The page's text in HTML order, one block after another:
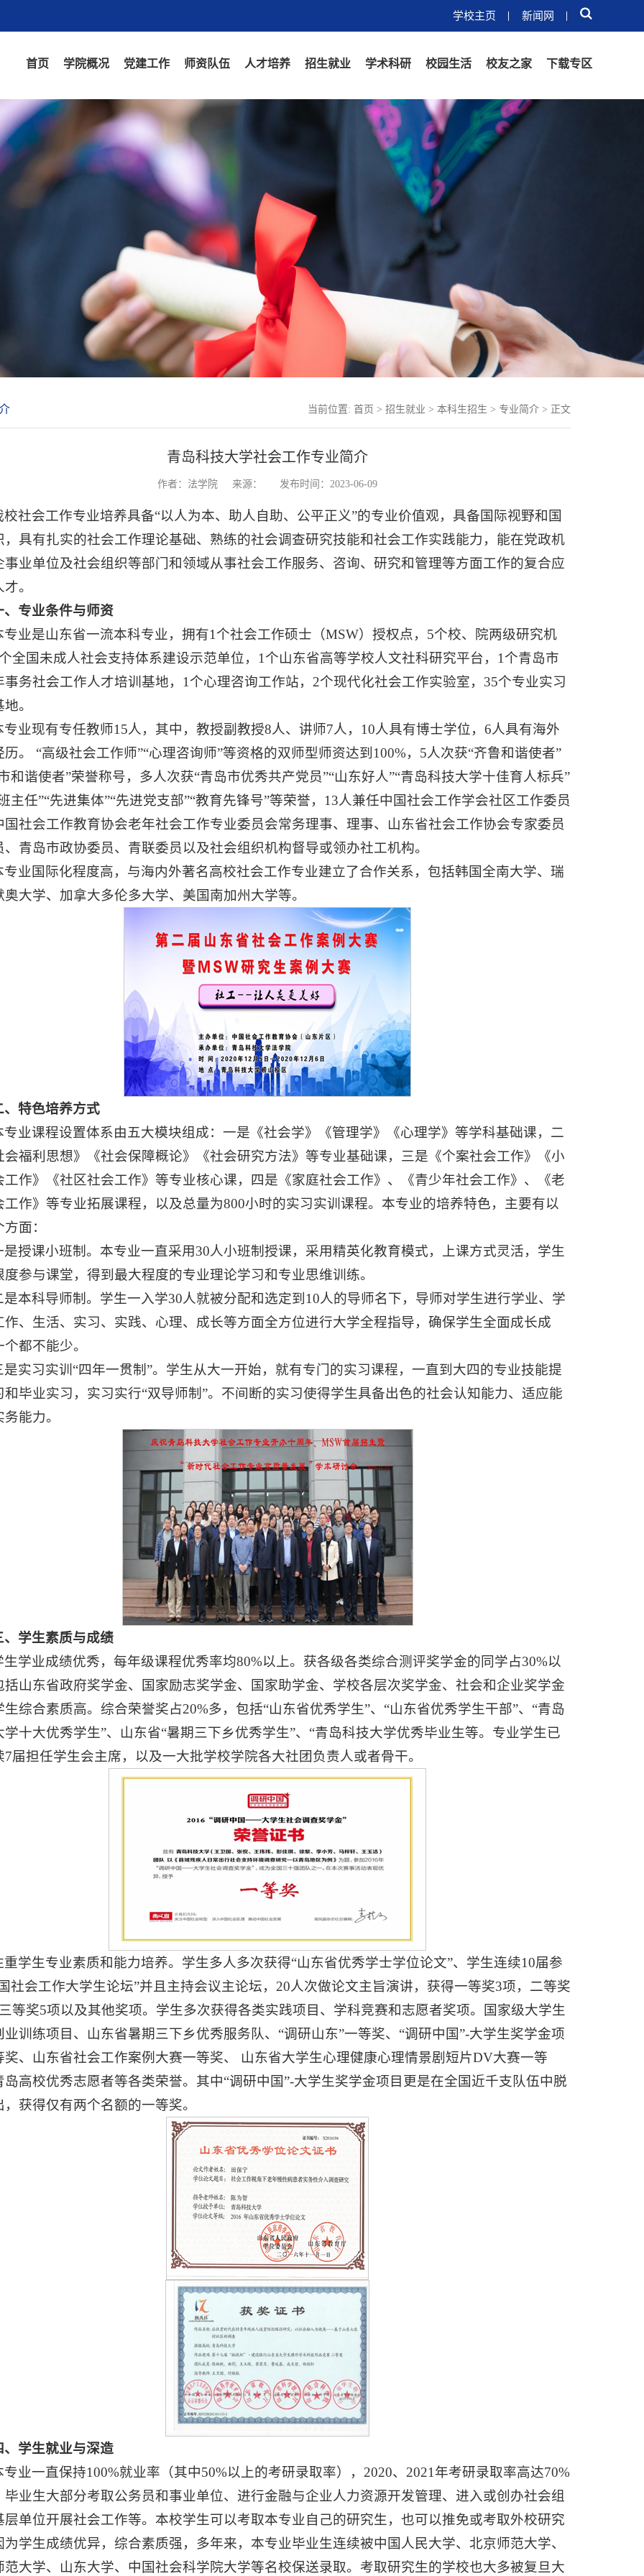
学校主页 新闻网
首页 学院概况 党建工作 师资队伍 人才培养 招生就业 学术科研 校园生活 校友之家 下载专区
当前位置: 首页 > 招生就业 > 本科生招生 > 专业简介 > 正文
青岛科技大学社会工作专业简介
作者：法学院 来源： 发布时间：2023-06-09
校社会工作专业培养具备“以人为本、助人自助、公平正义”的专业价值观，具备国际视野和国
，具有扎实的社会工作理论基础、熟练的社会调查研究技能和社会工作实践能力，能在党政机
事业单位及社会组织等部门和领域从事社会工作服务、咨询、研究和管理等方面工作的复合应
。
、专业条件与师资
专业是山东省一流本科专业，拥有1个社会工作硕士（MSW）授权点，5个校、院两级研究机
全国未成人社会支持体系建设示范单位，1个山东省高等学校人文社科研究平台，1个青岛市
事务社会工作人才培训基地，1个心理咨询工作站，2个现代化社会工作实验室，35个专业实习
。
专业现有专任教师15人，其中，教授副教授8人、讲师7人，10人具有博士学位，6人具有海外
历。 “高级社会工作师”“心理咨询师”等资格的双师型师资达到100%，5人次获“齐鲁和谐使者”
和谐使者”荣誉称号，多人次获“青岛市优秀共产党员”“山东好人”“青岛科技大学十佳育人标兵”
主任”“先进集体”“先进党支部”“教育先锋号”等荣誉，13人兼任中国社会工作学会社区工作委员
国社会工作教育协会老年社会工作专业委员会常务理事、理事、山东省社会工作协会专家委员
、青岛市政协委员、青联委员以及社会组织机构督导或领办社工机构。
专业国际化程度高，与海内外著名高校社会工作专业建立了合作关系，包括韩国全南大学、瑞
奥大学、加拿大多伦多大学、美国南加州大学等。
、特色培养方式
专业课程设置体系由五大模块组成：一是《社会学》《管理学》《心理学》等学科基础课，二
会福利思想》《社会保障概论》《社会研究方法》等专业基础课，三是《个案社会工作》《小
工作》《社区社会工作》等专业核心课，四是《家庭社会工作》、《青少年社会工作》、《老
工作》等专业拓展课程，以及总量为800小时的实习实训课程。本专业的培养特色，主要有以
面：
是授课小班制。本专业一直采用30人小班制授课，采用精英化教育模式，上课方式灵活，学生
度参与课堂，得到最大程度的专业理论学习和专业思维训练。
是本科导师制。学生一入学30人就被分配和选定到10人的导师名下，导师对学生进行学业、学
作、生活、实习、实践、心理、成长等方面全方位进行大学全程指导，确保学生全面成长成
个都不能少。
是实习实训“四年一贯制”。学生从大一开始，就有专门的实习课程，一直到大四的专业技能提
和毕业实习，实习实行“双导师制”。不间断的实习使得学生具备出色的社会认知能力、适应能
能力。
、学生素质与成绩
生学业成绩优秀，每年级课程优秀率均80%以上。获各级各类综合测评奖学金的同学占30%以
括山东省政府奖学金、国家励志奖学金、国家助学金、学校各层次奖学金、社会和企业奖学金
生综合素质高。综合荣誉奖占20%多，包括“山东省优秀学生”、“山东省优秀学生干部”、“青岛
学十大优秀学生”、山东省“暑期三下乡优秀学生”、“青岛科技大学优秀毕业生等。专业学生已
7届担任学生会主席，以及一大批学校学院各大社团负责人或者骨干。
重学生专业素质和能力培养。学生多人多次获得“山东省优秀学士学位论文”、学生连续10届参
社会工作大学生论坛”并且主持会议主论坛，20人次做论文主旨演讲，获得一等奖3项，二等奖
等奖5项以及其他奖项。学生多次获得各类实践项目、学科竞赛和志愿者奖项。国家级大学生
业训练项目、山东省暑期三下乡优秀服务队、“调研山东”一等奖、“调研中国”-大学生奖学金项
奖、山东省社会工作案例大赛一等奖、 山东省大学生心理健康心理情景剧短片DV大赛一等
岛高校优秀志愿者等各类荣誉。其中“调研中国”-大学生奖学金项目更是在全国近千支队伍中脱
，获得仅有两个名额的一等奖。
、学生就业与深造
专业一直保持100%就业率（其中50%以上的考研录取率），2020、2021年考研录取率高达70%
毕业生大部分考取公务员和事业单位、进行金融与企业人力资源开发管理、进入或创办社会组
层单位开展社会工作等。本校学生可以考取本专业自己的研究生，也可以推免或考取外校研究
为学生成绩优异，综合素质强，多年来，本专业毕业生连续被中国人民大学、北京师范大学、
范大学、山东大学、中国社会科学院大学等名校保送录取。考取研究生的学校也大多被复旦大